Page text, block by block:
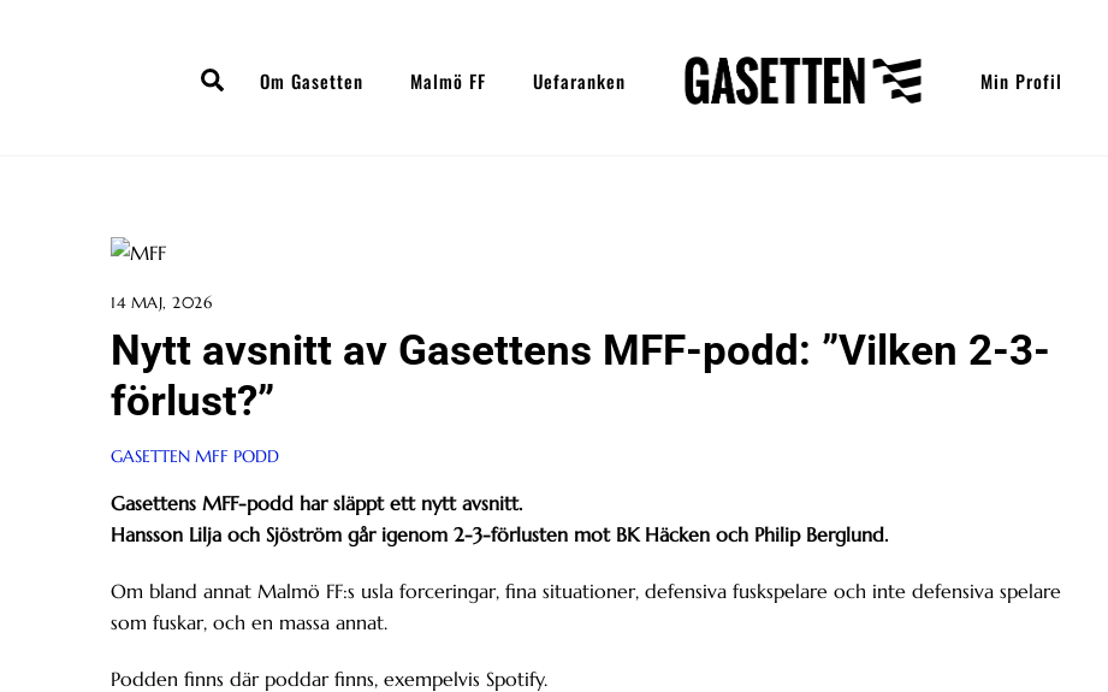
SearchOm Gasetten Malmö FF Uefaranken Min Profil
14 MAJ, 2026
Nytt avsnitt av Gasettens MFF-podd: ”Vilken 2-3-
förlust?”
GASETTEN MFF PODD
Gasettens MFF-podd har släppt ett nytt avsnitt.
Hansson Lilja och Sjöström går igenom 2-3-förlusten mot BK Häcken och Philip Berglund.
Om bland annat Malmö FF:s usla forceringar, fina situationer, defensiva fuskspelare och inte defensiva spelare
som fuskar, och en massa annat.
Podden finns där poddar finns, exempelvis Spotify.